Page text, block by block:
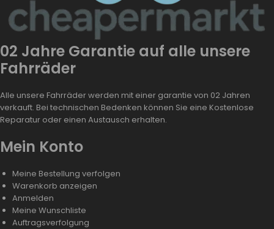
02 Jahre Garantie auf alle unsere
Fahrräder
Alle unsere Fahrräder werden mit einer garantie von 02 Jahren
verkauft. Bei technischen Bedenken können Sie eine Kostenlose
Reparatur oder einen Austausch erhalten.
Mein Konto
Meine Bestellung verfolgen
Warenkorb anzeigen
Anmelden
Meine Wunschliste
Auftragsverfolgung